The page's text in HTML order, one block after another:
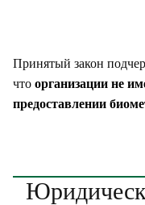
Принятый закон
что организации не
предоставлении